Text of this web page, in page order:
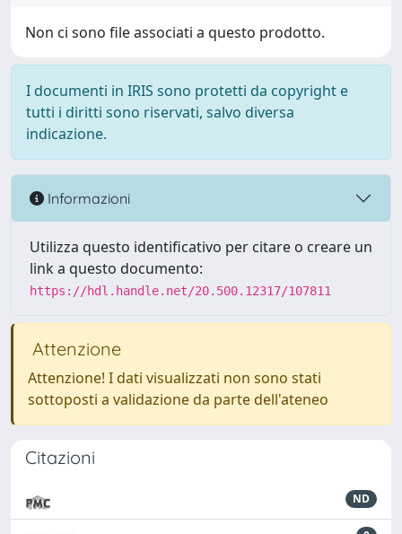
Non ci sono file associati a questo prodotto.
I documenti in IRIS sono protetti da copyright e
tutti i diritti sono riservati, salvo diversa
indicazione.
Informazioni
Utilizza questo identificativo per citare o creare un
link a questo documento:
https://hdl.handle.net/20.500.12317/107811
Attenzione
Attenzione! I dati visualizzati non sono stati
sottoposti a validazione da parte dell'ateneo
Citazioni
ND